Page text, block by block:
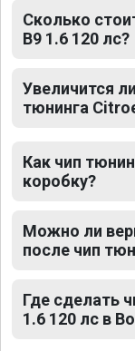
Сколько
B9 1.6 120 лс?
Увеличится
тюнинга
Как чип
коробку?
Можно ли
после чип
Где сделать
1.6 120 лс в